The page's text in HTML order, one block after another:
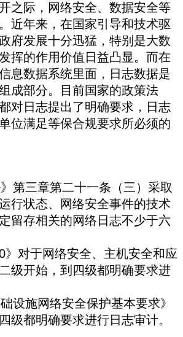
之际，网络安全、数据安全等
近年来，在国家引导和技术驱
府发展十分迅猛，特别是大数
挥的作用价值日益凸显。而在
息数据系统里面，日志数据是
成部分。目前国家的政策法
对日志提出了明确要求，日志
位满足等保合规要求所必须的
第三章第二十一条（三）采取
行状态、网络安全事件的技术
留存相关的网络日志不少于六
》对于网络安全、主机安全和应
级开始，到四级都明确要求进
设施网络安全保护基本要求》
级都明确要求进行日志审计。